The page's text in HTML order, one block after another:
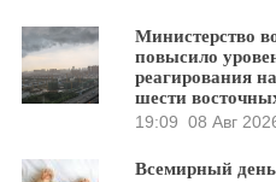
Министерство
повысило
реагирования
шести
19:09 08 Авг
Всемирный